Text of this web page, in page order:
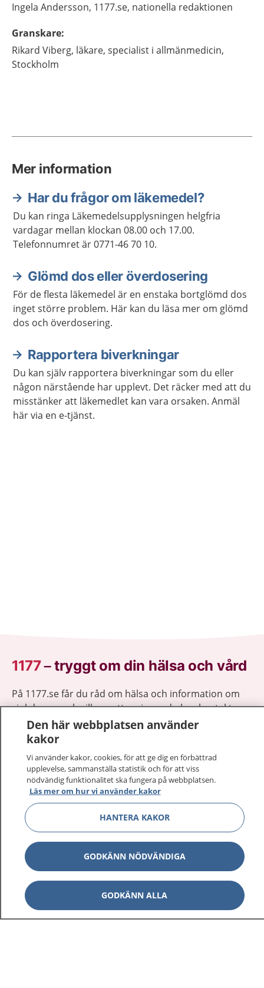
Ingela Andersson, 1177.se, nationella redaktionen
Granskare:
Rikard Viberg, läkare, specialist i allmänmedicin,
Stockholm
Mer information
Har du frågor om läkemedel?
Du kan ringa Läkemedelsupplysningen helgfria
vardagar mellan klockan 08.00 och 17.00.
Telefonnumret är 0771-46 70 10.
Glömd dos eller överdosering
För de flesta läkemedel är en enstaka bortglömd dos
inget större problem. Här kan du läsa mer om glömd
dos och överdosering.
Rapportera biverkningar
Du kan själv rapportera biverkningar som du eller
någon närstående har upplevt. Det räcker med att du
misstänker att läkemedlet kan vara orsaken. Anmäl
här via en e-tjänst.
1177–tryggt om din hälsa och vård
På 1177.se får du råd om hälsa och information om
sjukdomar och vilka mottagningar du kan kontakta.
Logga in för att läsa din journal och göra dina
vårdärenden. Ring telefonnummer 1177 för
1177 ger dig råd när du vill må bättre.
1177 på flera språk Visa
Visa
Kontakt Visa
Den här webbplatsen använder
kakor
Vi använder kakor, cookies, för att ge dig en förbättrad
upplevelse, sammanställa statistik och för att viss
nödvändig funktionalitet ska fungera på webbplatsen.
Läs mer om hur vi använder kakor
HANTERA KAKOR
GODKÄNN NÖDVÄNDIGA
GODKÄNN ALLA